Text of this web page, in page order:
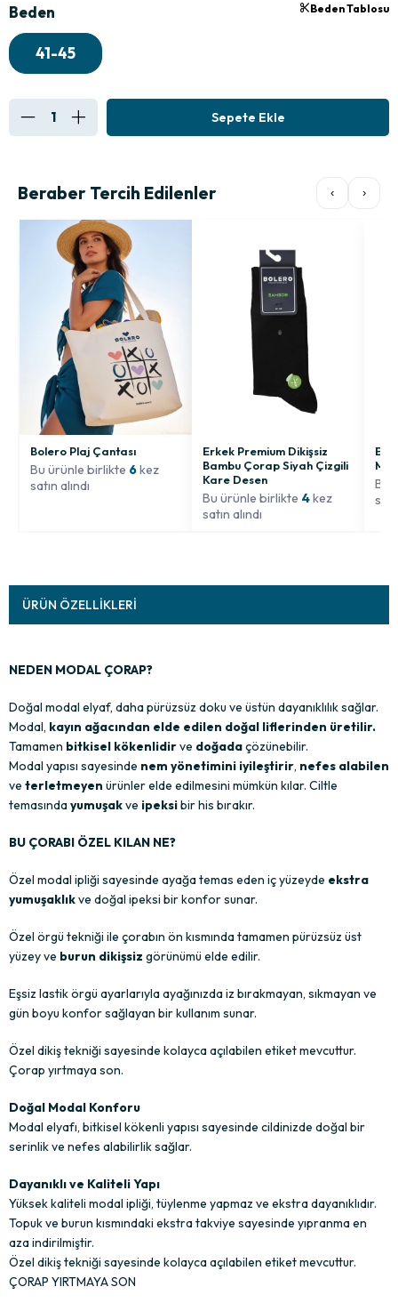
Beden
41-45
Beden Tablosu
Beraber Tercih Edilenler ‹ ›
Bolero Plaj Çantası
Bu ürünle birlikte 6kez
satın alındı
Erkek Premium Dikişsiz
Bambu Çorap Siyah Çizgili
Kare Desen
Bu ürünle birlikte 4kez
satın alındı
Bu
ÜRÜN ÖZELLIKLERI
NEDEN MODAL ÇORAP?
Doğal modal elyaf, daha pürüzsüz doku ve üstün dayanıklılık sağlar.
Modal, kayın ağacından elde edilen doğal liflerinden üretilir.
Tamamen bitkisel kökenlidirve doğadaçözünebilir.
Modal yapısı sayesinde nem yönetimini iyileştirir, nefes alabilen
ve terletmeyen ürünler elde edilmesini mümkün kılar. Ciltle
temasındayumuşakve ipeksibir his bırakır.
BU ÇORABI ÖZEL KILAN NE?
Özel modal ipliği sayesinde ayağa temas eden iç yüzeyde ekstra
yumuşaklıkve doğal ipeksi bir konfor sunar.
Özel örgü tekniği ile çorabın ön kısmında tamamen pürüzsüz üst
yüzey ve burun dikişsiz görünümü elde edilir.
Eşsiz lastik örgü ayarlarıyla ayağınızda iz bırakmayan, sıkmayan ve
gün boyu konfor sağlayan bir kullanım sunar.
Özel dikiş tekniği sayesinde kolayca açılabilen etiket mevcuttur.
Çorap yırtmaya son.
Doğal Modal Konforu
Modal elyafı, bitkisel kökenli yapısı sayesinde cildinizde doğal bir
serinlik ve nefes alabilirlik sağlar.
Dayanıklı ve Kaliteli Yapı
Yüksek kaliteli modal ipliği, tüylenme yapmaz ve ekstra dayanıklıdır.
Topuk ve burun kısmındaki ekstra takviye sayesinde yıpranma en
aza indirilmiştir.
Özel dikiş tekniği sayesinde kolayca açılabilen etiket mevcuttur.
ÇORAP YIRTMAYA SON